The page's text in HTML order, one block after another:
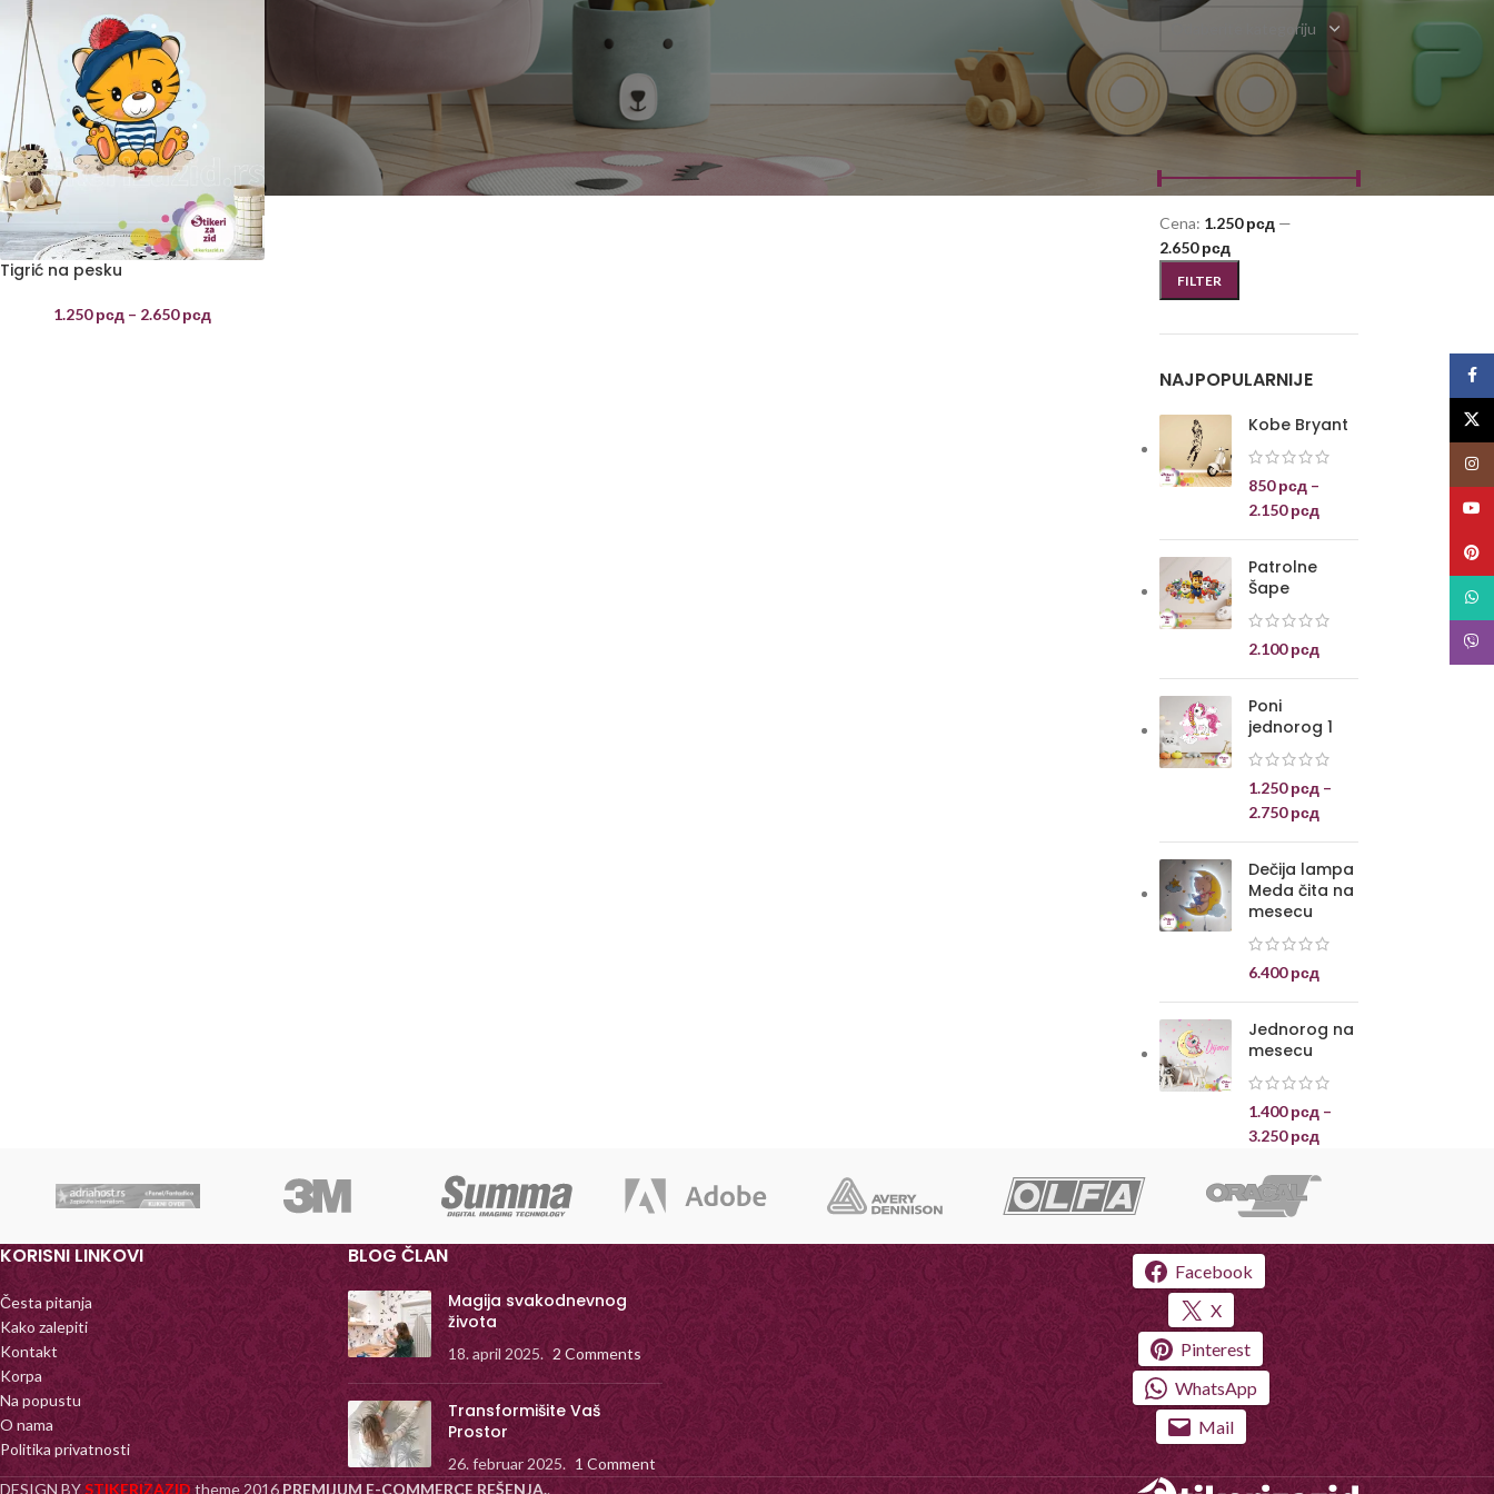
Tigrić na pesku
1.250рсд – 2.650рсд
Odaberite kategoriju
FILTRIRAJ PO CENI
FILTER
Cena: 1.250 рсд —
2.650 рсд
NAJPOPULARNIJE
Kobe Bryant
850рсд –
2.150рсд
Patrolne
Šape
2.100рсд
Poni
jednorog 1
1.250рсд –
2.750рсд
Dečija lampa
Meda čita na
mesecu
6.400рсд
Jednorog na
mesecu
1.400рсд –
3.250рсд
KORISNI LINKOVI
Česta pitanja
Kako zalepiti
Kontakt
Korpa
Na popustu
O nama
Politika privatnosti
BLOG ČLAN
Magija svakodnevnog
života
18. april 2025. 2 Comments
Transformišite Vaš
Prostor
26. februar 2025. 1 Comment
Facebook
X
Pinterest
WhatsApp
Mail
DESIGN BYSTIKERIZAZID theme 2016 PREMIJUM E-COMMERCE REŠENJA..
Viber